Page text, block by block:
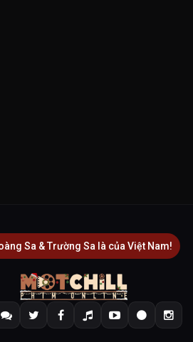
Sa & Trường Sa là của Việt Nam!